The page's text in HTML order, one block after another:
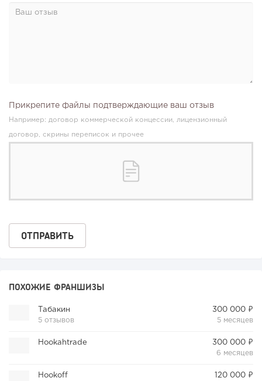
Прикрепите файлы подтверждающие ваш отзыв
Например: договор коммерческой концессии, лицензионный
договор, скрины переписок и прочее
ПОХОЖИЕ ФРАНШИЗЫ
Табакин
5 отзывов
300 000 ₽
5 месяцев
Hookahtrade
300 000 ₽
6 месяцев
Hookoff
120 000 ₽